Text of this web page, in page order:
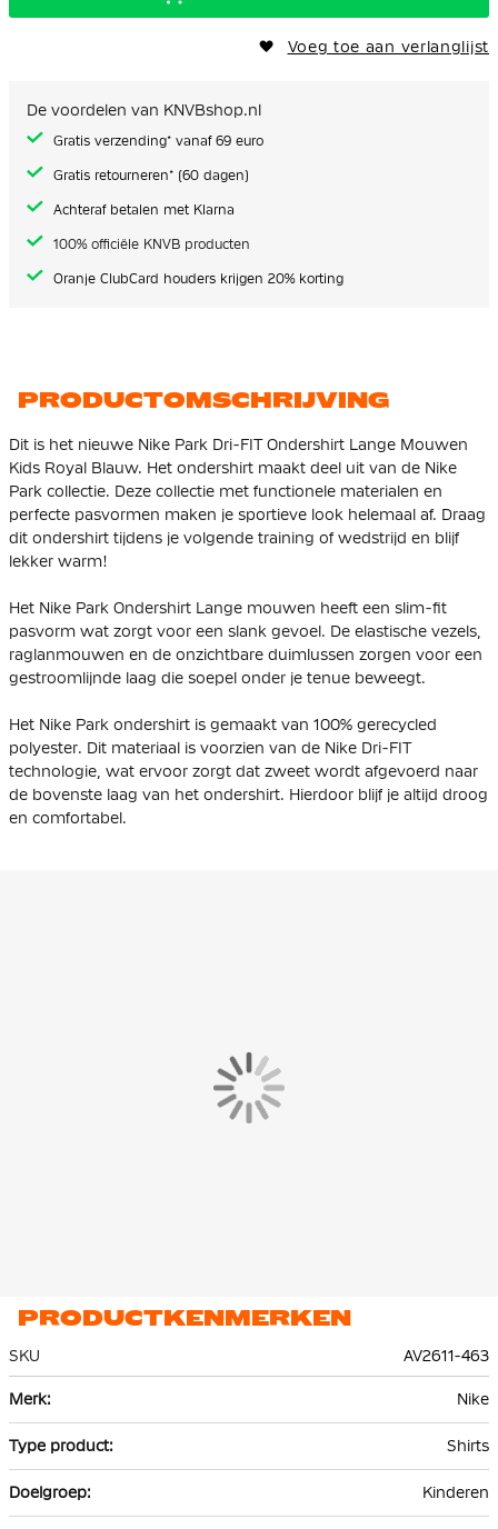
Voeg toe aan verlanglijst
De voordelen van KNVBshop.nl
Gratis verzending* vanaf 69 euro
Gratis retourneren* (60 dagen)
Achteraf betalen met Klarna
100% officiële KNVB producten
Oranje ClubCard houders krijgen 20% korting
PRODUCTOMSCHRIJVING
Dit is het nieuwe Nike Park Dri-FIT Ondershirt Lange Mouwen
Kids Royal Blauw. Het ondershirt maakt deel uit van de Nike
Park collectie. Deze collectie met functionele materialen en
perfecte pasvormen maken je sportieve look helemaal af. Draag
dit ondershirt tijdens je volgende training of wedstrijd en blijf
lekker warm!
Het Nike Park Ondershirt Lange mouwen heeft een slim-fit
pasvorm wat zorgt voor een slank gevoel. De elastische vezels,
raglanmouwen en de onzichtbare duimlussen zorgen voor een
gestroomlijnde laag die soepel onder je tenue beweegt.
Het Nike Park ondershirt is gemaakt van 100% gerecycled
polyester. Dit materiaal is voorzien van de Nike Dri-FIT
technologie, wat ervoor zorgt dat zweet wordt afgevoerd naar
de bovenste laag van het ondershirt. Hierdoor blijf je altijd droog
en comfortabel.
PRODUCTKENMERKEN
SKU
AV2611-463
informatie
Nike
Shirts
Kinderen